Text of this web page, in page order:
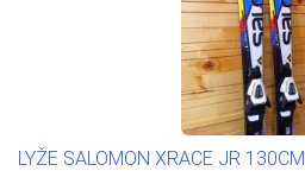
LYŽE SALOMON XRACE JR 130CM